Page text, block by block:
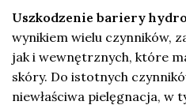
Uszkodzenie bariery
wynikiem wielu czynników,
jak i wewnętrznych, które
skóry. Do istotnych
niewłaściwa pielęgnacja, w